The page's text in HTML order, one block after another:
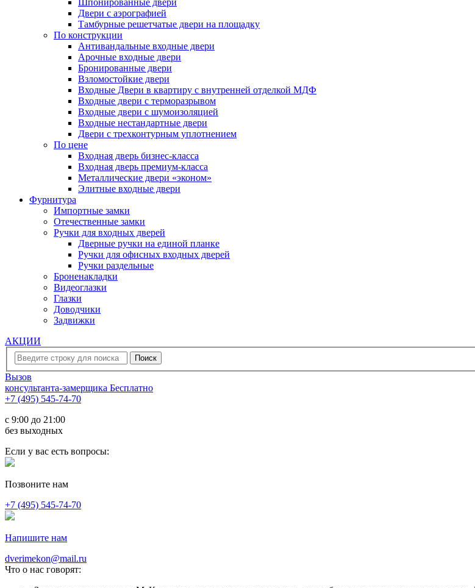
Шпонированные двери
Двери с аэрографией
Тамбурные решетчатые двери на площадку
По конструкции
Антивандальные входные двери
Арочные входные двери
Бронированные двери
Взломостойкие двери
Входные Двери в квартиру с внутренней отделкой МДФ
Входные двери с терморазрывом
Входные двери с шумоизоляцией
Входные нестандартные двери
Двери с трехконтурным уплотнением
По цене
Входная дверь бизнес-класса
Входная дверь премиум-класса
Металлические двери «эконом»
Элитные входные двери
Фурнитура
Импортные замки
Отечественные замки
Ручки для входных дверей
Дверные ручки на единой планке
Ручки для офисных входных дверей
Ручки раздельные
Броненакладки
Видеоглазки
Глазки
Доводчики
Задвижки
АКЦИИ
Вызов
консультанта-замерщика Бесплатно
+7 (495) 545-74-70
c 9:00 до 21:00
без выходных
Если у вас есть вопросы:
Позвоните нам
+7 (495) 545-74-70
Напишите нам
dverimekon@mail.ru
Что о нас говорят: